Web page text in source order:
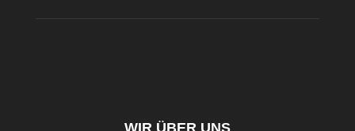
WIR ÜBER UNS